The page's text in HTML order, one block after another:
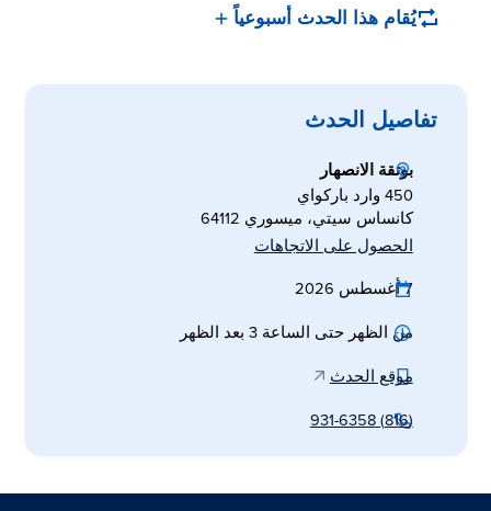
يُقام هذا الحدث أسبوعياً
تفاصيل الحدث
بوتقة الانصهار
450 وارد باركواي
كانساس سيتي، ميسوري 64112
الحصول على الاتجاهات
7 أغسطس 2026
من الظهر حتى الساعة 3 بعد الظهر
موقع الحدث
(816) 931-6358